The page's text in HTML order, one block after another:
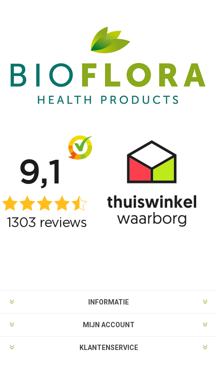
INFORMATIE
MIJN ACCOUNT
KLANTENSERVICE